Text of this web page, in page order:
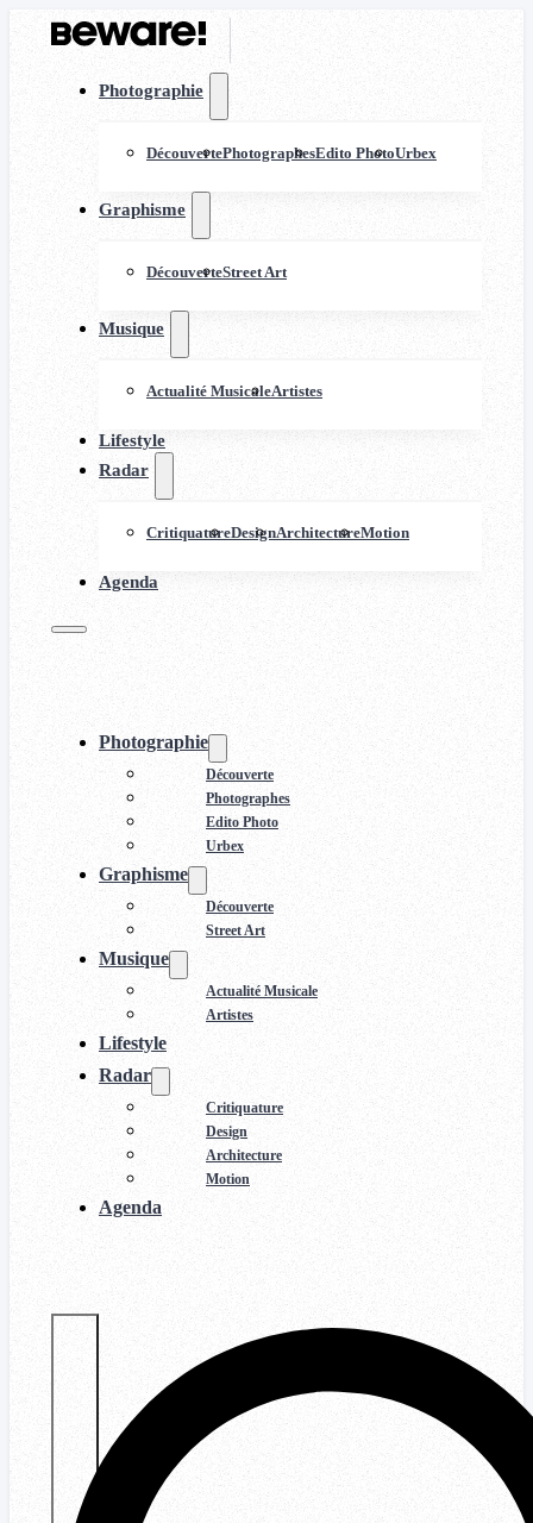
Photographie
DécouvertePhotographesEdito PhotoUrbex
Graphisme
DécouverteStreet Art
Musique
Actualité MusicaleArtistes
Lifestyle
Radar
CritiquatureDesignArchitectureMotion
Agenda
Photographie
Découverte
Photographes
Edito Photo
Urbex
Graphisme
Découverte
Street Art
Musique
Actualité Musicale
Artistes
Lifestyle
Radar
Critiquature
Design
Architecture
Motion
Agenda